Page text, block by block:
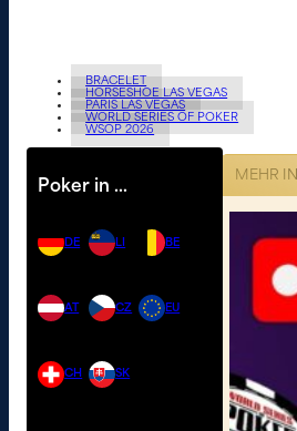
BRACELET
HORSESHOE LAS VEGAS
PARIS LAS VEGAS
WORLD SERIES OF POKER
WSOP 2026
Poker in …
DE
AT
CH
LI
CZ
SK
BE
EU
MEHR IN